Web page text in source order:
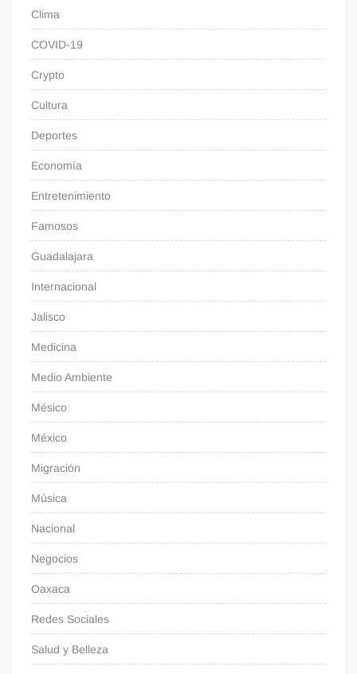
Clima
COVID-19
Crypto
Cultura
Deportes
Economía
Entretenimiento
Famosos
Guadalajara
Internacional
Jalisco
Medicina
Medio Ambiente
Mésico
México
Migración
Música
Nacional
Negocios
Oaxaca
Redes Sociales
Salud y Belleza